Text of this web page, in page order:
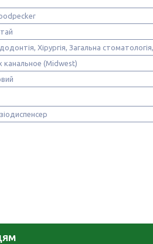
Хірургія, Загальна
канальное (Midwest)